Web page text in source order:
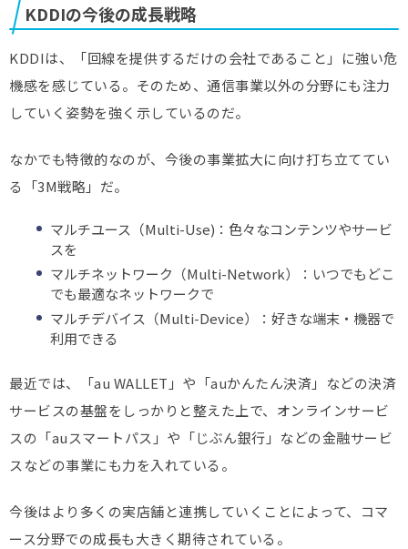
KDDIの今後の成長戦略
KDDIは、「回線を提供するだけの会社であること」に強い危
機感を感じている。そのため、通信事業以外の分野にも注力
していく姿勢を強く示しているのだ。
なかでも特徴的なのが、今後の事業拡大に向け打ち立ててい
る「3M戦略」だ。
マルチユース（Multi-Use)：色々なコンテンツやサービ
スを
マルチネットワーク（Multi-Network）：いつでもどこ
でも最適なネットワークで
マルチデバイス（Multi-Device）：好きな端末・機器で
利用できる
最近では、「au WALLET」や「auかんたん決済」などの決済
サービスの基盤をしっかりと整えた上で、オンラインサービ
スの「auスマートパス」や「じぶん銀行」などの金融サービ
スなどの事業にも力を入れている。
今後はより多くの実店舗と連携していくことによって、コマ
ース分野での成長も大きく期待されている。